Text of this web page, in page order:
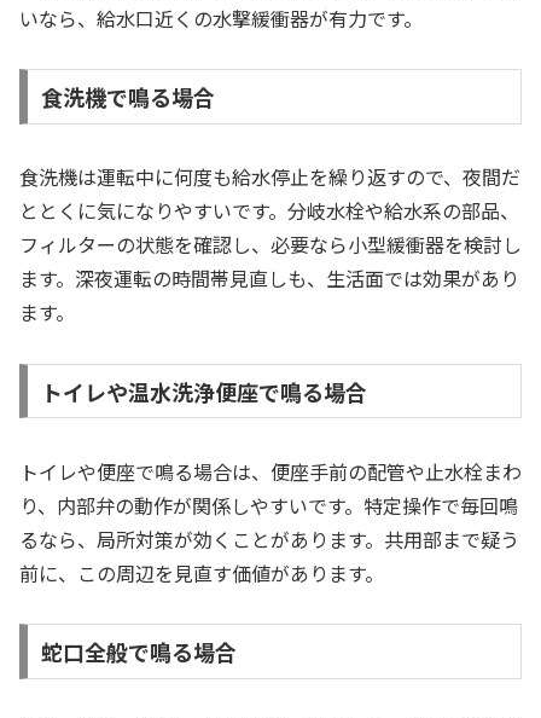
いなら、給水口近くの水撃緩衝器が有力です。
食洗機で鳴る場合
食洗機は運転中に何度も給水停止を繰り返すので、夜間だ
ととくに気になりやすいです。分岐水栓や給水系の部品、
フィルターの状態を確認し、必要なら小型緩衝器を検討し
ます。深夜運転の時間帯見直しも、生活面では効果があり
ます。
トイレや温水洗浄便座で鳴る場合
トイレや便座で鳴る場合は、便座手前の配管や止水栓まわ
り、内部弁の動作が関係しやすいです。特定操作で毎回鳴
るなら、局所対策が効くことがあります。共用部まで疑う
前に、この周辺を見直す価値があります。
蛇口全般で鳴る場合